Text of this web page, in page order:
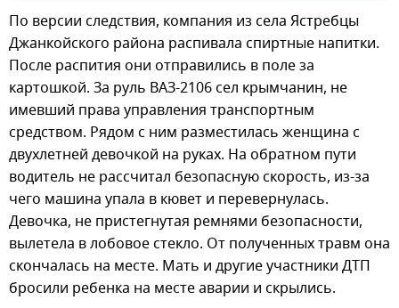
По версии следствия, компания из села Ястребцы
Джанкойского района распивала спиртные напитки.
После распития они отправились в поле за
картошкой. За руль ВАЗ-2106 сел крымчанин, не
имевший права управления транспортным
средством. Рядом с ним разместилась женщина с
двухлетней девочкой на руках. На обратном пути
водитель не рассчитал безопасную скорость, из-за
чего машина упала в кювет и перевернулась.
Девочка, не пристегнутая ремнями безопасности,
вылетела в лобовое стекло. От полученных травм она
скончалась на месте. Мать и другие участники ДТП
бросили ребенка на месте аварии и скрылись.